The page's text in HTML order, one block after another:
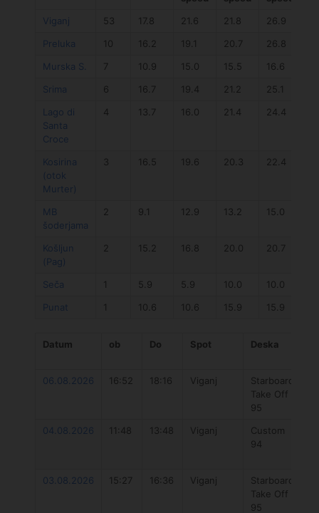
Viganj 53 17.8 21.6 21.8 26.9
Preluka
10 16.2 19.1 20.7 26.8
Murska S.
7 10.9 15.0 15.5 16.6
Srima
6 16.7 19.4 21.2 25.1
Lago di
Santa
Croce
4 13.7 16.0 21.4 24.4
Kosirina
(otok
Murter)
3 16.5 19.6 20.3 22.4
MB
šoderjama
2 9.1 12.9 13.2 15.0
Košljun
(Pag)
2 15.2 16.8 20.0 20.7
Seča 1 5.9 5.9 10.0 10.0
Punat
1 10.6 10.6 15.9 15.9
Datum ob Do Spot Deska
06.08.2026 16:52 18:16 Viganj
Starboard
Take Off
95
04.08.2026 11:48 13:48 Viganj
Custom
94
03.08.2026
15:27 16:36 Viganj
Starboard
Take Off
95